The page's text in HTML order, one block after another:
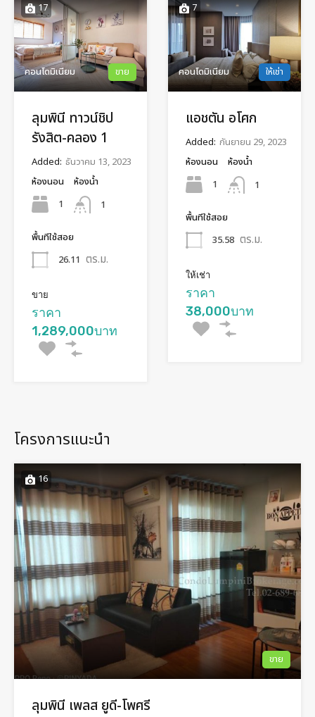
17
คอนโดมิเนียม ขาย
ลุมพินี ทาวน์ชิป
รังสิต-คลอง 1
Added: ธันวาคม 13, 2023
ห้องนอน
1
ห้องน้ำ
1
พื้นทีใช้สอย
26.11 ตร.ม.
ขาย
ราคา
1,289,000บาท
7
คอนโดมิเนียม ให้เช่า
แอชตัน อโศก
Added: กันยายน 29, 2023
ห้องนอน
1
ห้องน้ำ
1
พื้นทีใช้สอย
35.58 ตร.ม.
ให้เช่า
ราคา
38,000บาท
โครงการแนะนำ
16
ขาย
ลุมพินี เพลส ยูดี-โพศรี